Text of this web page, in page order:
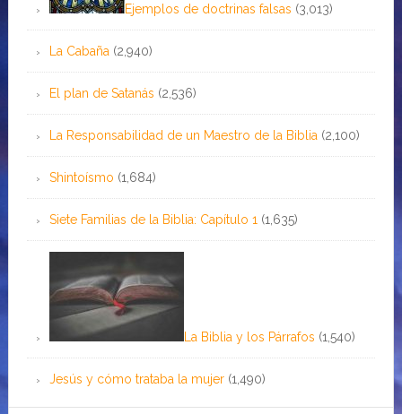
Ejemplos de doctrinas falsas (3,013)
La Cabaña (2,940)
El plan de Satanás (2,536)
La Responsabilidad de un Maestro de la Biblia (2,100)
Shintoísmo (1,684)
Siete Familias de la Biblia: Capítulo 1 (1,635)
La Biblia y los Párrafos (1,540)
Jesús y cómo trataba la mujer (1,490)